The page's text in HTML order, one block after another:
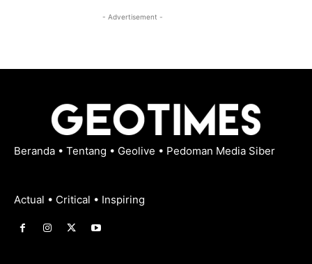
- Advertisement -
Beranda • Tentang • Geolive • Pedoman Media Siber
Actual • Critical • Inspiring